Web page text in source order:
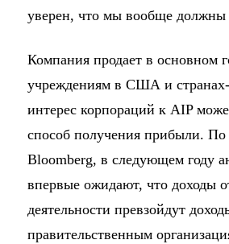
уверен, что мы вообще должны
Компания продает в основном
учреждениям в США и
интерес корпораций к AIP
способ получения прибыли.
Bloomberg, в следующем году
впервые ожидают, что доходы
деятельности превзойдут
правительственным